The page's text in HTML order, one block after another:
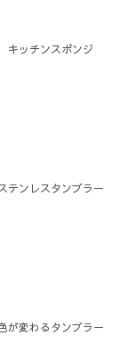
キッチンスポンジ
テンレスタンブラー
が変わるタンブラー